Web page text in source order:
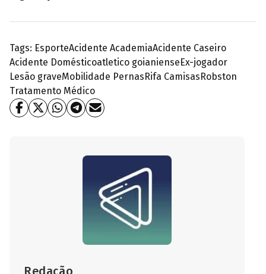
Tags: EsporteAcidente AcademiaAcidente Caseiro
Acidente Domésticoatletico goianienseEx-jogador
Lesão graveMobilidade PernasRifa CamisasRobston
Tratamento Médico
Redação